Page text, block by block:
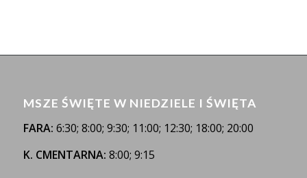
MSZE ŚWIĘTE W NIEDZIELE I ŚWIĘTA
FARA: 6:30; 8:00; 9:30; 11:00; 12:30; 18:00; 20:00
K. CMENTARNA: 8:00; 9:15